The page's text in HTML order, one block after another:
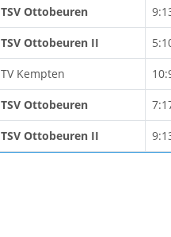
TSV Ottobeuren
TSV Ottobeuren II
TV Kempten
TSV Ottobeuren
TSV Ottobeuren II